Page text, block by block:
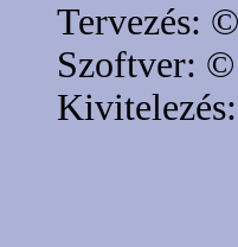
Tervezés:
Szoftver: